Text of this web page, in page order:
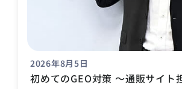
2026年8月5日
初めてのGEO対策 〜通販サイト